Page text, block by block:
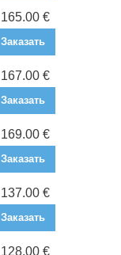
165.00 €
Заказать
167.00 €
Заказать
169.00 €
Заказать
137.00 €
Заказать
128.00 €